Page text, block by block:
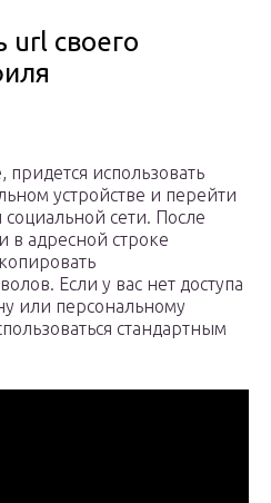
url своего
использовать
устройстве и перейти
сети. После
в адресной строке
Если у вас нет доступа
или персональному
стандартным